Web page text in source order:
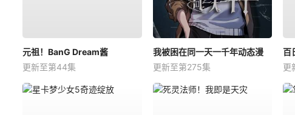
元祖！BanG Dream酱
更新至第44集
我被困在同一天一千年动态漫
更新至第275集
百
更